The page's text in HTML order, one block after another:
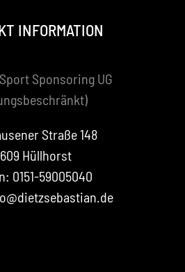
INFORMATION
Sponsoring UG
Straße 148
Hüllhorst
0151-59005040